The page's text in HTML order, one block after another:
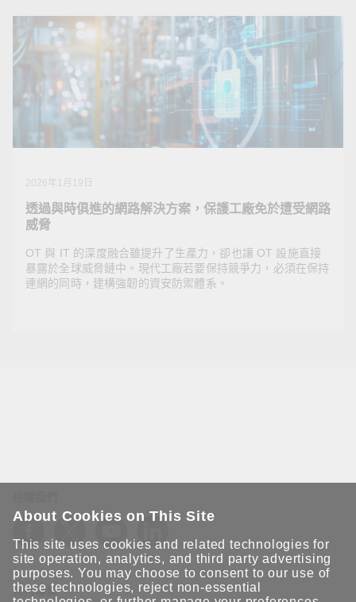
電網資安典範轉移：OT 專家眼中的數位變電站變革
在數位變電站中，資安事件的影響已不再侷限於畫面延遲
或資料遺失。數位化正改變變電站資安風險的本質。如未
及時發現並緩解這些風險，可能導致災難性的系統可用性
2026年1月19日
透過與時俱進的網路解決方案，保護工廠免於遭受網路
威脅
OT 與 IT 的深度融合雖提升了生產力，卻也讓 OT 設施直接
暴露於全球威脅鏈中。現代工廠若要保持競爭力，必須在保持
連網的同時，建構強韌的資安防禦體系。
保持聯繫
About Cookies on This Site
This site uses cookies and related technologies for
site operation, analytics, and third party advertising
purposes. You may choose to consent to our use of
these technologies, reject non-essential